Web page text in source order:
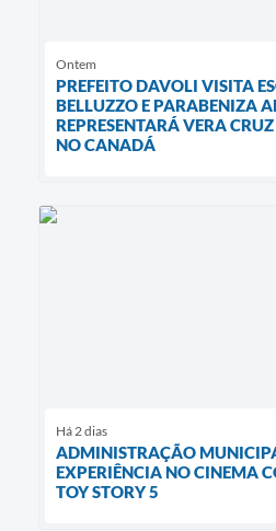
Ontem
PREFEITO DAVOLI VISITA
BELLUZZO E PARABENIZA
REPRESENTARÁ VERA
NO CANADÁ
Há 2 dias
ADMINISTRAÇÃO
EXPERIÊNCIA NO CINEMA
TOY STORY 5